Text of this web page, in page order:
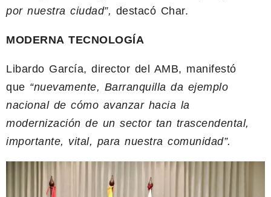
por nuestra ciudad”, destacó Char.
MODERNA TECNOLOGÍA
Libardo García, director del AMB, manifestó
que “nuevamente, Barranquilla da ejemplo
nacional de cómo avanzar hacia la
modernización de un sector tan trascendental,
importante, vital, para nuestra comunidad”.